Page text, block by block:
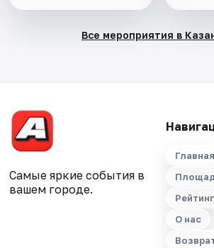
Все мероприятия в
Самые яркие события в
вашем городе.
Главная
О нас